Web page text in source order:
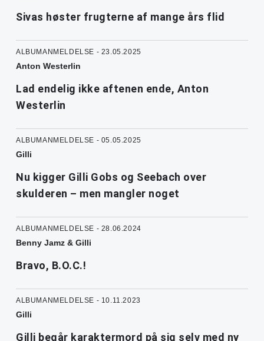
Sivas høster frugterne af mange års flid
ALBUMANMELDELSE - 23.05.2025
Anton Westerlin
Lad endelig ikke aftenen ende, Anton
Westerlin
ALBUMANMELDELSE - 05.05.2025
Gilli
Nu kigger Gilli Gobs og Seebach over
skulderen – men mangler noget
ALBUMANMELDELSE - 28.06.2024
Benny Jamz & Gilli
Bravo, B.O.C.!
ALBUMANMELDELSE - 10.11.2023
Gilli
Gilli begår karaktermord på sig selv med ny